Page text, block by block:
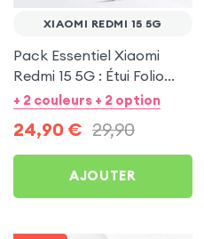
XIAOMI REDMI 15 5G
Pack Essentiel Xiaomi
Redmi 15 5G : Étui Folio
Bleu + Protection écran
+ 2 couleurs + 2 option
24,90 € 29,90
AJOUTER